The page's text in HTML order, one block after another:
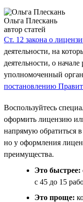
Ольга Плескань
автор статей
Ст. 12 закона о
деятельности, на
деятельности, о
уполномоченный
постановлению
Воспользуйтесь
оформить лицензию
напрямую обратиться
но у оформления
преимущества.
Это быстрее:
с 45 до 15
Это проще: